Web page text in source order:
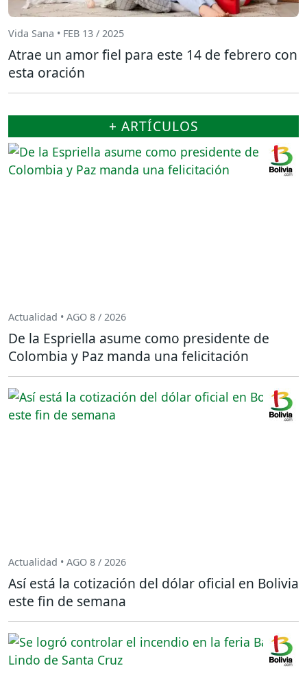
Vida Sana • FEB 13 / 2025
Atrae un amor fiel para este 14 de febrero con
esta oración
+ ARTÍCULOS
Actualidad • AGO 8 / 2026
De la Espriella asume como presidente de
Colombia y Paz manda una felicitación
Actualidad • AGO 8 / 2026
Así está la cotización del dólar oficial en Bolivia
este fin de semana